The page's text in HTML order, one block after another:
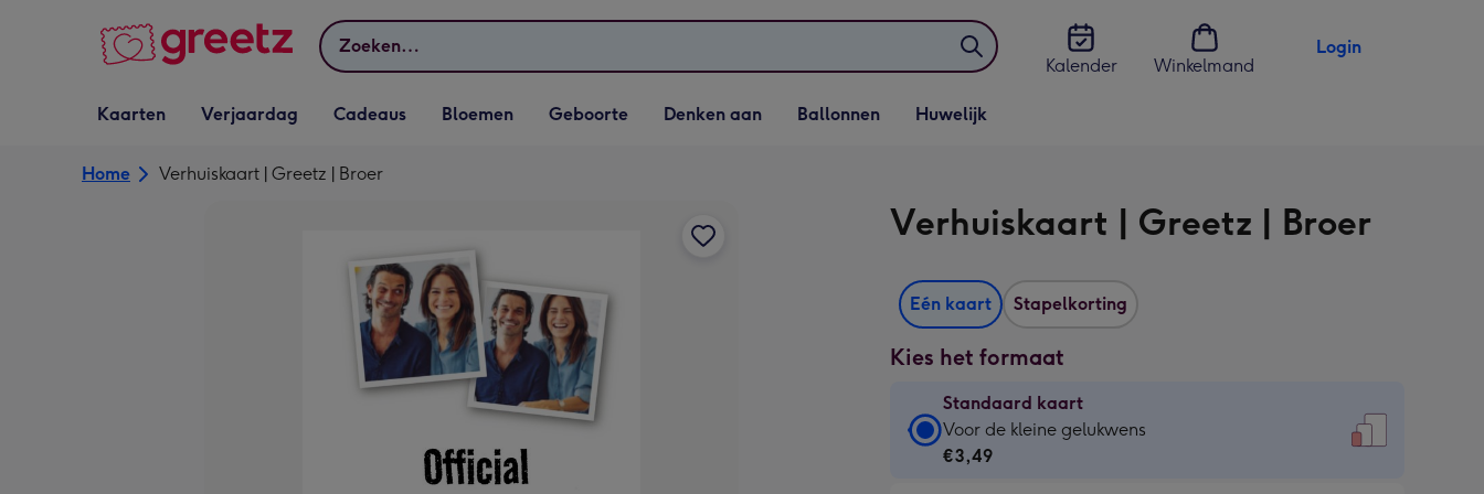
Zoeken
Kalender
Winkelmand
Login
Vervolgkeuzelijst
Kaarten openen
Kaarten
Vervolgkeuzelijst
Verjaardag openen
Verjaardag
Vervolgkeuzelijst
Cadeaus openen
Cadeaus
Vervolgkeuzelijst
Bloemen openen
Bloemen
Vervolgkeuzelijst
Geboorte openen
Geboorte
Vervolgkeuzelijst
Denken aan openen
Denken aan
Vervolgkeuzelijst
Ballonnen openen
Ballonnen
Vervolgkeuzelijst
Huwelijk openen
Huwelijk
Home Verhuiskaart | Greetz | Broer
Verhuiskaart | Greetz | Broer
Eén kaart Stapelkorting
Kies het formaat
Standaard kaart
Standaard
kaart
Voor de kleine gelukwens
€3,49